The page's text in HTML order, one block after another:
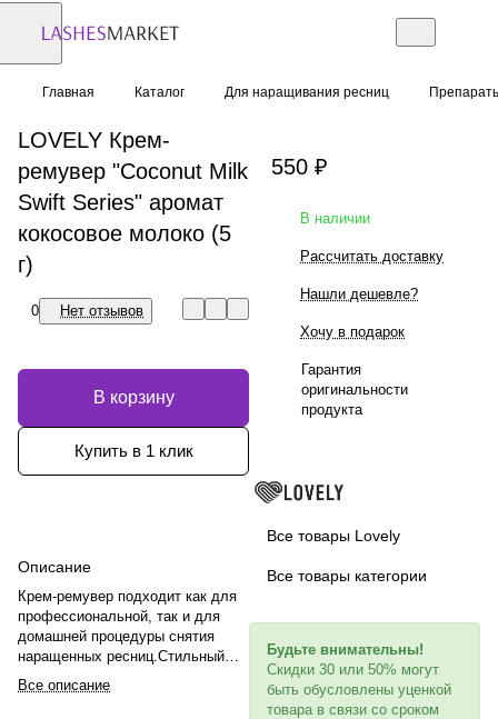
Главная Каталог Для наращивания ресниц
LOVELY Крем-
ремувер "Coconut Milk
Swift Series" аромат
кокосовое молоко (5
г)
0 Нет отзывов
В корзину
Купить в 1 клик
Описание
Крем-ремувер подходит как для
профессиональной, так и для
домашней процедуры снятия
наращенных ресниц.Стильный
дизайн добавляет комфорта и
эстетики. Упаковка крем-
Все описание
550 ₽
В наличии
Рассчитать доставку
Нашли дешевле?
Хочу в подарок
Гарантия
оригинальности
продукта
Все товары Lovely
Все товары категории
Будьте внимательны!
Скидки 30 или 50% могут
быть обусловлены уценкой
товара в связи со сроком